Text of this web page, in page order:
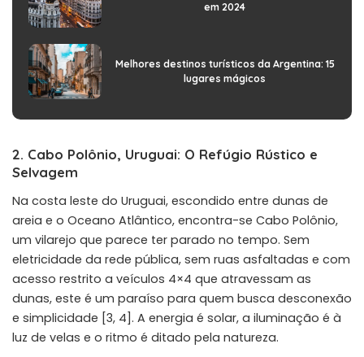
em 2024
Melhores destinos turísticos da Argentina: 15
lugares mágicos
2. Cabo Polônio, Uruguai: O Refúgio Rústico e
Selvagem
Na costa leste do Uruguai, escondido entre dunas de
areia e o Oceano Atlântico, encontra-se Cabo Polônio,
um vilarejo que parece ter parado no tempo. Sem
eletricidade da rede pública, sem ruas asfaltadas e com
acesso restrito a veículos 4×4 que atravessam as
dunas, este é um paraíso para quem busca desconexão
e simplicidade [3, 4]. A energia é solar, a iluminação é à
luz de velas e o ritmo é ditado pela natureza.